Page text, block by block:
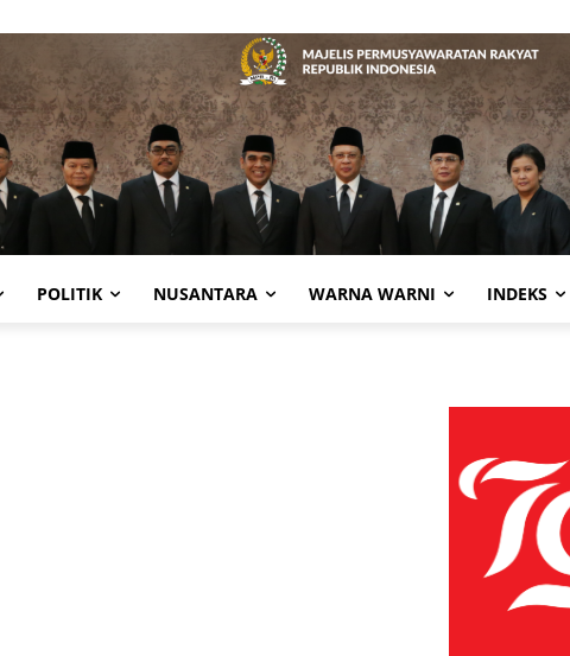
POLITIK NUSANTARA WARNA WARNI INDEKS